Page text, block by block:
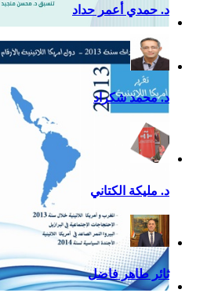
التقرير السياسي لأمريكا
اللاتينية للعام 2020
د. حمدي أعمر حداد
د. محمد شكراد
د. مليكة الكتاني
ثائر طاهر فاضل